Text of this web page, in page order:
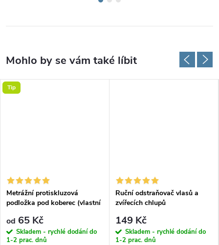
Tip
Metrážní protiskluzová
podložka pod koberec (vlastní
od 65 Kč
Skladem - rychlé dodání do
1-2 prac. dnů
Ruční odstraňovač vlasů a
zvířecích chlupů
149 Kč
Skladem - rychlé dodání do
1-2 prac. dnů